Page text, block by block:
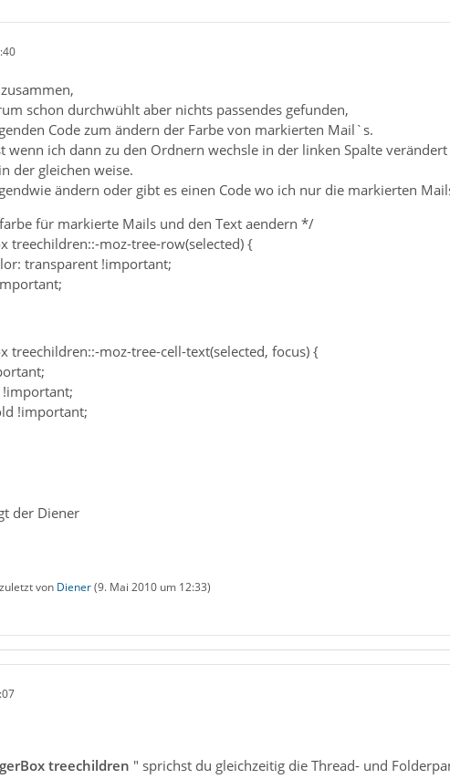
schon durchwühlt aber nichts passendes gefunden,
Code zum ändern der Farbe von markierten Mail`s.
wenn ich dann zu den Ordnern wechsle in der linken Spalte
der gleichen weise.
ändern oder gibt es einen Code wo ich nur die markierten
für markierte Mails und den Text aendern */
treechildren::-moz-tree-row(selected) {
transparent !important;
treechildren::-moz-tree-cell-text(selected, focus) {
!important;
der Diener
von Diener(9. Mai 2010 um 12:33)
treechildren " sprichst du gleichzeitig die Thread- und